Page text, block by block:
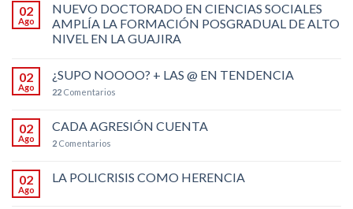
02
Ago
NUEVO DOCTORADO EN CIENCIAS SOCIALES
AMPLÍA LA FORMACIÓN POSGRADUAL DE ALTO
NIVEL EN LA GUAJIRA
02
Ago
¿SUPO NOOOO? + LAS @ EN TENDENCIA
22 Comentarios
02
Ago
CADA AGRESIÓN CUENTA
2 Comentarios
02
Ago
LA POLICRISIS COMO HERENCIA